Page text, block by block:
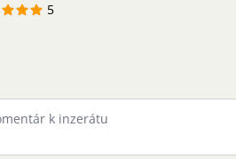
5